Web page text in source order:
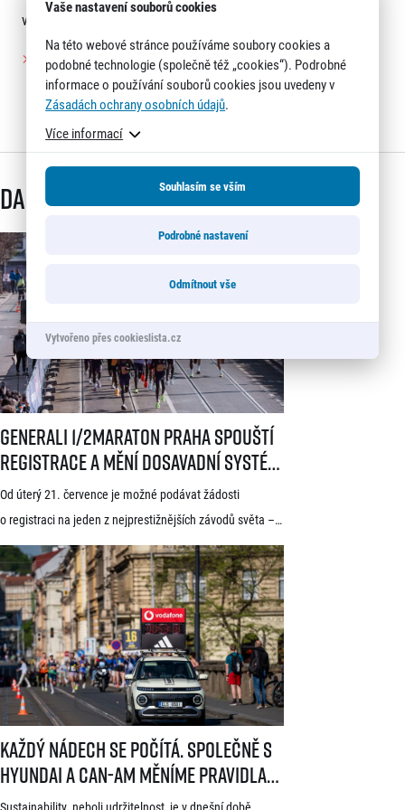
výboru RunCzech Carlo Capalbo.
tz-birell-grand-prix-praha-po-trech-letech-rozzaril-vecerni-
metropoli.pdf
(PDF; 143 KB)
Další články
Generali 1/2Maraton Praha spouští
registrace a mění dosavadní systém!
Třítýdenní lhůta na podání žádosti
startuje 21. července
Od úterý 21. července je možné podávat žádosti
o registraci na jeden z nejprestižnějších závodů světa –
Generali 1/2Maraton Praha. Do povědomí běžců se
dostal nejen trasou vedoucí srdcem historické Prahy, ale
i tradicí a naprosto jedinečnou atmosférou. Pyšní se
známkou kvality World Athletics Elite Label, spadá do
seriálu evropských půlmaratonů zvaného SuperHalfs
a jedná se o nejžádanější z pěti závodů RunCzech Halfs.
[…]
Generali 1/2Maraton Praha spouští registrace a mění dosavadní
Každý nádech se počítá. Společně s
Hyundai a Can-Am měníme pravidla
hry
Každý nádech se počítá. Společně s Hyundai a Can-Am měníme
Vaše nastavení souborů cookies
Na této webové stránce používáme soubory cookies a
podobné technologie (společně též „cookies“). Podrobné
informace o používání souborů cookies jsou uvedeny v
Zásadách ochrany osobních údajů.
Více informací
Souhlasím se vším
Podrobné nastavení
Odmítnout vše
Vytvořeno přes cookieslista.cz